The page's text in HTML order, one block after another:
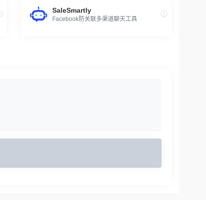
SaleSmartly
Facebook防关联多渠道聊天工具